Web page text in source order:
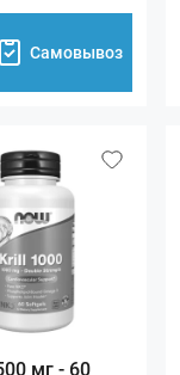
Самовывоз
мг - 60